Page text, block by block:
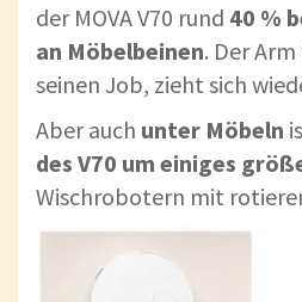
der MOVA V70 rund 40 %
an Möbelbeinen. Der
seinen Job, zieht sich
Aber auch unter Möbeln
des V70 um einiges
Wischrobotern mit